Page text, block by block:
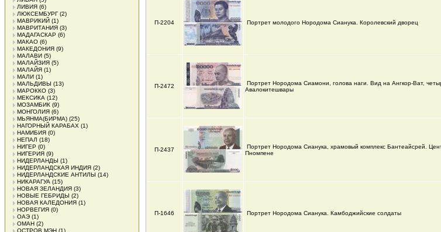
ЛИВИЯ (6)
ЛЮКСЕМБУРГ(2)
МАВРИКИЙ (1)
МАВРИТАНИЯ (3)
МАДАГАСКАР (6)
МАКАО (6)
МАКЕДОНИЯ (9)
МАЛАВИ (5)
МАЛАЙЗИЯ (5)
МАЛАЙЯ (1)
МАЛИ (1)
МАЛЬДИВЫ (13)
МАРОККО (3)
МЕКСИКА (12)
МОЗАМБИК (9)
МОНГОЛИЯ (6)
МЬЯНМА(БИРМА) (25)
НАГОРНЫЙ КАРАБАХ (1)
НАМИБИЯ (0)
НЕПАЛ (18)
НИГЕР (0)
НИГЕРИЯ (9)
НИДЕРЛАНДЫ (1)
НИДЕРЛАНДСКАЯ ИНДИЯ (2)
НИДЕРЛАНДСКИЕ АНТИЛЫ (14)
НИКАРАГУА (15)
НОВАЯ ЗЕЛАНДИЯ (3)
НОВЫЕ ГЕБРИДЫ (2)
НОВАЯ КАЛЕДОНИЯ (1)
НОРВЕГИЯ (0)
ОАЭ (1)
ОМАН (2)
ОСТРОВ МЭН (1)
П-2204 Портрет молодого Нородома Сианука. Королевский дворец
П-2472
Портрет Нородома Сиамони, голова наги. Вид на Ангкор-Ват,
Авалокитешвары
П-2437
Портрет Нородома Сианука, храмовый комплекс Бантеайсрей.
Пномпене
П-1646 Портрет Нородома Сианука. Камбоджийские солдаты